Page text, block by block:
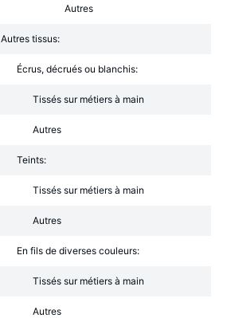
Autres
Autres tissus:
Écrus, décrués ou blanchis:
Tissés sur métiers à main
Autres
Teints:
Tissés sur métiers à main
Autres
En fils de diverses couleurs:
Tissés sur métiers à main
Autres